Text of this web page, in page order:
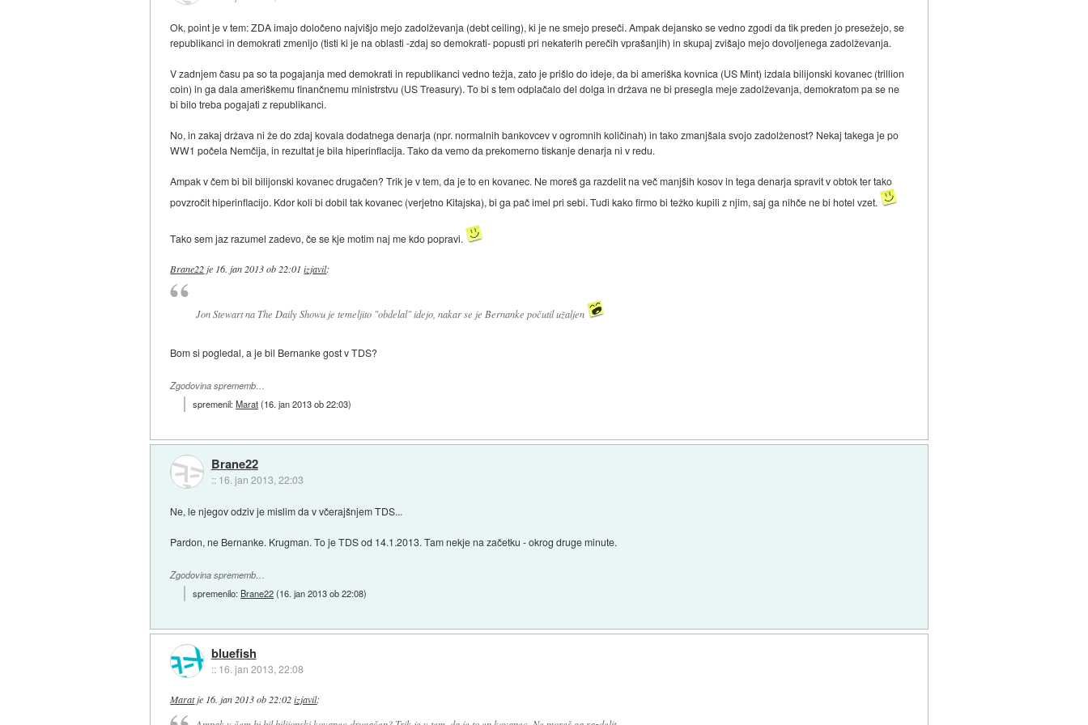
Ok, point je v tem: ZDA imajo določeno najvišjo mejo zadolževanja (debt ceiling), ki je ne smejo preseči. Ampak dejansko se vedno zgodi da tik preden jo presežejo, se
republikanci in demokrati zmenijo (tisti ki je na oblasti -zdaj so demokrati- popusti pri nekaterih perečih vprašanjih) in skupaj zvišajo mejo dovoljenega zadolževanja.
V zadnjem času pa so ta pogajanja med demokrati in republikanci vedno težja, zato je prišlo do ideje, da bi ameriška kovnica (US Mint) izdala bilijonski kovanec (trillion
coin) in ga dala ameriškemu finančnemu ministrstvu (US Treasury). To bi s tem odplačalo del dolga in država ne bi presegla meje zadolževanja, demokratom pa se ne
bi bilo treba pogajati z republikanci.
No, in zakaj država ni že do zdaj kovala dodatnega denarja (npr. normalnih bankovcev v ogromnih količinah) in tako zmanjšala svojo zadolženost? Nekaj takega je po
WW1 počela Nemčija, in rezultat je bila hiperinflacija. Tako da vemo da prekomerno tiskanje denarja ni v redu.
Ampak v čem bi bil bilijonski kovanec drugačen? Trik je v tem, da je to en kovanec. Ne moreš ga razdelit na več manjših kosov in tega denarja spravit v obtok ter tako
povzročit hiperinflacijo. Kdor koli bi dobil tak kovanec (verjetno Kitajska), bi ga pač imel pri sebi. Tudi kako firmo bi težko kupili z njim, saj ga nihče ne bi hotel vzet.
Tako sem jaz razumel zadevo, če se kje motim naj me kdo popravi.
Brane22 je 16. jan 2013 ob 22:01 izjavil:
Jon Stewart na The Daily Showu je temeljito "obdelal" idejo, nakar se je Bernanke počutil užaljen
Bom si pogledal, a je bil Bernanke gost v TDS?
Zgodovina sprememb…
spremenil:Marat(16. jan 2013 ob 22:03)
Brane22
:: 16. jan 2013, 22:03
Ne, le njegov odziv je mislim da v včerajšnjem TDS...
Pardon, ne Bernanke. Krugman. To je TDS od 14.1.2013. Tam nekje na začetku - okrog druge minute.
Zgodovina sprememb…
spremenilo:Brane22(16. jan 2013 ob 22:08)
bluefish
:: 16. jan 2013, 22:08
Maratje 16. jan 2013 ob 22:02 izjavil: